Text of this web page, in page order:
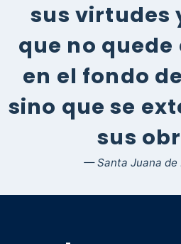
sus virtudes
que no
en el fondo
sino que se
sus
— Santa Juana de